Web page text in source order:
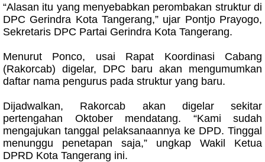
“Alasan itu yang menyebabkan perombakan struktur di
DPC Gerindra Kota Tangerang,” ujar Pontjo Prayogo,
Sekretaris DPC Partai Gerindra Kota Tangerang.
Menurut Ponco, usai Rapat Koordinasi Cabang
(Rakorcab) digelar, DPC baru akan mengumumkan
daftar nama pengurus pada struktur yang baru.
Dijadwalkan, Rakorcab akan digelar sekitar
pertengahan Oktober mendatang. “Kami sudah
mengajukan tanggal pelaksanaannya ke DPD. Tinggal
menunggu penetapan saja,” ungkap Wakil Ketua
DPRD Kota Tangerang ini.